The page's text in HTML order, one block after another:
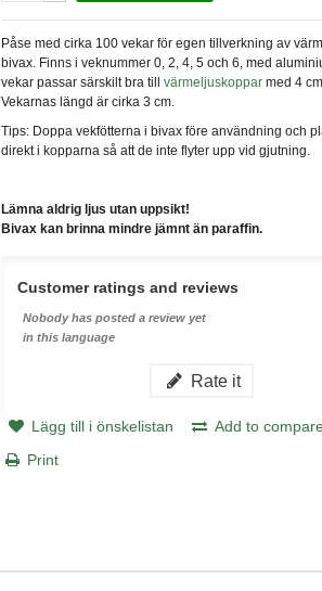
Påse med cirka 100 vekar för egen tillverkning av
bivax. Finns i veknummer 0, 2, 4, 5 och 6, med
vekar passar särskilt bra till värmeljuskopparmed 4
Vekarnas längd är cirka 3 cm.
Tips: Doppa vekfötterna i bivax före användning och
direkt i kopparna så att de inte flyter upp vid gjutning.
Lämna aldrig ljus utan uppsikt!
Bivax kan brinna mindre jämnt än paraffin.
Customer ratings and reviews
Nobody has posted a review yet
in this language
Rate it
Lägg till i önskelistan
Add to
Print